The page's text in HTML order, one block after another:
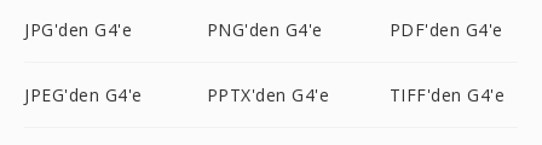
JPG'den G4'e PNG'den G4'e PDF'den G4'e
JPEG'den G4'e PPTX'den G4'e TIFF'den G4'e